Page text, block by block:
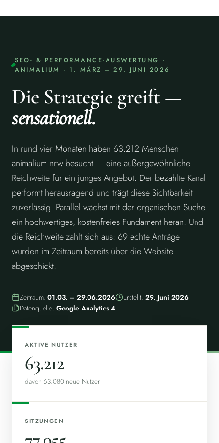
SEO- & PERFORMANCE-AUSWERTUNG ·
ANIMALIUM · 1. MÄRZ – 29. JUNI 2026
Die Strategie greift —
sensationell.
In rund vier Monaten haben 63.212 Menschen
animalium.nrw besucht — eine außergewöhnliche
Reichweite für ein junges Angebot. Der bezahlte Kanal
performt herausragend und trägt diese Sichtbarkeit
zuverlässig. Parallel wächst mit der organischen Suche
ein hochwertiges, kostenfreies Fundament heran. Und
die Reichweite zahlt sich aus: 69 echte Anträge
wurden im Zeitraum bereits über die Website
abgeschickt.
Zeitraum: 01.03. – 29.06.2026 Erstellt: 29. Juni 2026
Datenquelle: Google Analytics 4
AKTIVE NUTZER
63.212
davon 63.080 neue Nutzer
SITZUNGEN